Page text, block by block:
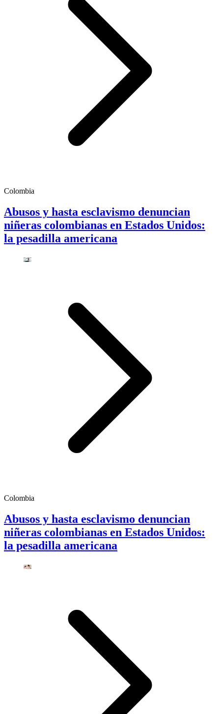
Colombia
Abusos y hasta esclavismo denuncian
niñeras colombianas en Estados Unidos:
la pesadilla americana
Colombia
Abusos y hasta esclavismo denuncian
niñeras colombianas en Estados Unidos:
la pesadilla americana